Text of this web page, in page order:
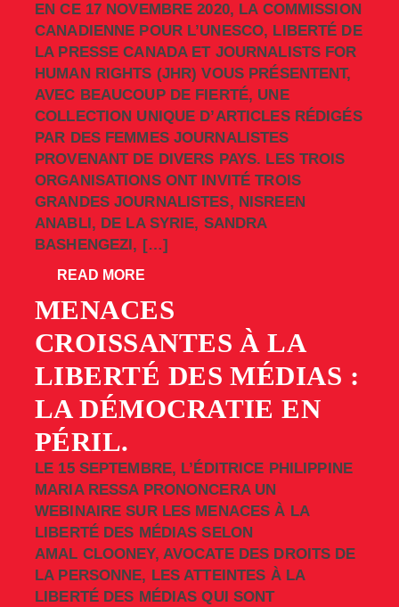
EN CE 17 NOVEMBRE 2020, LA COMMISSION
CANADIENNE POUR L’UNESCO, LIBERTÉ DE
LA PRESSE CANADA ET JOURNALISTS FOR
HUMAN RIGHTS (JHR) VOUS PRÉSENTENT,
AVEC BEAUCOUP DE FIERTÉ, UNE
COLLECTION UNIQUE D’ARTICLES RÉDIGÉS
PAR DES FEMMES JOURNALISTES
PROVENANT DE DIVERS PAYS. LES TROIS
ORGANISATIONS ONT INVITÉ TROIS
GRANDES JOURNALISTES, NISREEN
ANABLI, DE LA SYRIE, SANDRA
BASHENGEZI, […]
READ MORE
MENACES
CROISSANTES À LA
LIBERTÉ DES MÉDIAS :
LA DÉMOCRATIE EN
PÉRIL.
LE 15 SEPTEMBRE, L’ÉDITRICE PHILIPPINE
MARIA RESSA PRONONCERA UN
WEBINAIRE SUR LES MENACES À LA
LIBERTÉ DES MÉDIAS SELON
AMAL CLOONEY, AVOCATE DES DROITS DE
LA PERSONNE, LES ATTEINTES À LA
LIBERTÉ DES MÉDIAS QUI SONT